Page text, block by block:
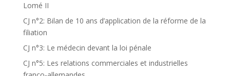
Lomé II
CJ n°2: Bilan de 10 ans d’application de la réforme de la
filiation
CJ n°3: Le médecin devant la loi pénale
CJ n°5: Les relations commerciales et industrielles